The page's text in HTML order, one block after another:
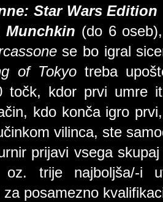
Star Wars Edition
Munchkin (do 6
se bo igral
of Tokyotreba
točk, kdor prvi umre
kdo konča igro
vilinca, ste
prijavi vsega
trije najboljša/-i
za posamezno